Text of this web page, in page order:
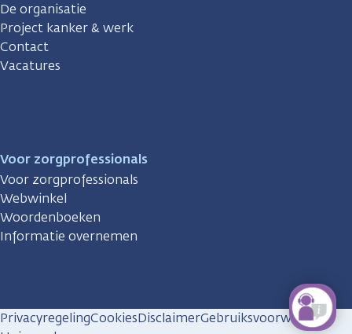
De organisatie
Project kanker & werk
Contact
Vacatures
Voor zorgprofessionals
Voor zorgprofessionals
Webwinkel
Woordenboeken
Informatie overnemen
PrivacyregelingCookiesDisclaimerGebruiksvoorwaarden